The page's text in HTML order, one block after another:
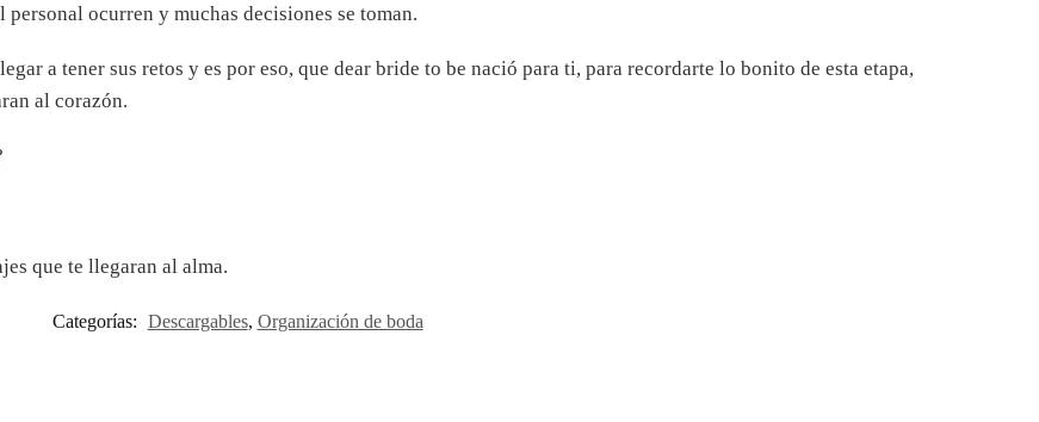
ocurren y muchas decisiones se toman.
a tener sus retos y es por eso, que dear bride to be nació para ti, para recordarte lo bonito de esta etapa,
al corazón.
que te llegaran al alma.
Categorías: Descargables, Organización de boda